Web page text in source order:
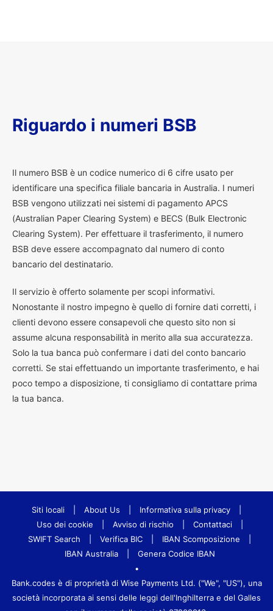
Riguardo i numeri BSB
Il numero BSB è un codice numerico di 6 cifre usato per
identificare una specifica filiale bancaria in Australia. I numeri
BSB vengono utilizzati nei sistemi di pagamento APCS
(Australian Paper Clearing System) e BECS (Bulk Electronic
Clearing System). Per effettuare il trasferimento, il numero
BSB deve essere accompagnato dal numero di conto
bancario del destinatario.
Il servizio è offerto solamente per scopi informativi.
Nonostante il nostro impegno è quello di fornire dati corretti, i
clienti devono essere consapevoli che questo sito non si
assume alcuna responsabilità in merito alla sua accuratezza.
Solo la tua banca può confermare i dati del conto bancario
corretti. Se stai effettuando un importante trasferimento, e hai
poco tempo a disposizione, ti consigliamo di contattare prima
la tua banca.
Siti locali About Us Informativa sulla privacy
Uso dei cookie
Avviso di rischio Contattaci
SWIFT Search
Verifica BIC IBAN Scomposizione
IBAN Australia
Genera Codice IBAN
•
Bank.codes è di proprietà di Wise Payments Ltd. ("We", "US"), una
società incorporata ai sensi delle leggi dell'Inghilterra e del Galles